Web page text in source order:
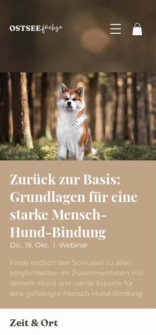
Zurück zur Basis:
Grundlagen für eine
starke Mensch-
Hund-Bindung
Do., 19. Okt.
  |
Webinar
Finde endlich den Schlüssel zu allen
Möglichkeiten im Zusammenleben mit
deinem Hund und werde Experte für
eine gefestigte Mensch-Hund-Bindung.
Zeit & Ort